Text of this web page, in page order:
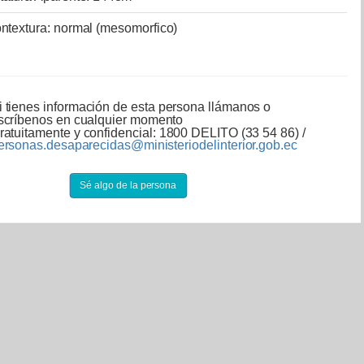
normal (mesomorfico)
tienes información de esta persona llámanos o
en cualquier momento
y confidencial: 1800 DELITO (33 54 86) /
Sé algo de la persona